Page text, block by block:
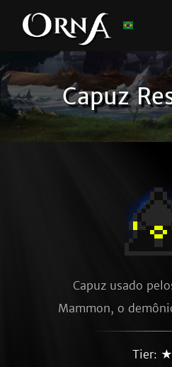
Capuz
Capuz usado
Mammon, o
Tier: